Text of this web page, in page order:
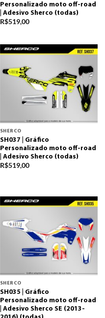
Personalizado moto off-road
| Adesivo Sherco (todas)
R$519,00
SHERCO
SH037 | Gráfico
Personalizado moto off-road
| Adesivo Sherco (todas)
R$519,00
SHERCO
SH035 | Gráfico
Personalizado moto off-road
| Adesivo Sherco SE (2013-